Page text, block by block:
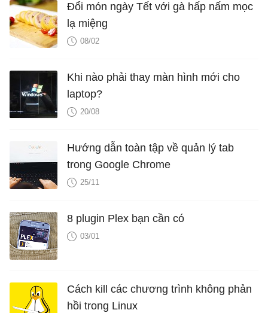
Đổi món ngày Tết với gà hấp nấm mọc
lạ miệng
08/02
Khi nào phải thay màn hình mới cho
laptop?
20/08
Hướng dẫn toàn tập về quản lý tab
trong Google Chrome
25/11
8 plugin Plex bạn cần có
03/01
Cách kill các chương trình không phản
hồi trong Linux